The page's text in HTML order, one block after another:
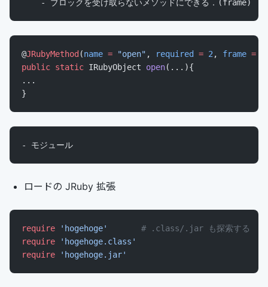
    - ブロックを受け取らないメソッドにできる．(frame)
@JRubyMethod (name = "open" , required = 2 , frame =
public static IRubyObject open(...){
...
}
- モジュール
ロードの JRuby 拡張
require 'hogehoge'
       # .class/.jar も探索する
require 'hogehoge.class'
require 'hogehoge.jar'